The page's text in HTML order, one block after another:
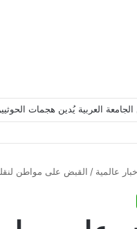
الجامعة العربية يُدين هجمات
عالمية / القبض على مواطن لنقله 8 مخالفين لنظام أمن الحدود